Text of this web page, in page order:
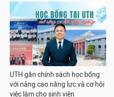
UTH gắn chính sách học bổng
với nâng cao năng lực và cơ hội
việc làm cho sinh viên